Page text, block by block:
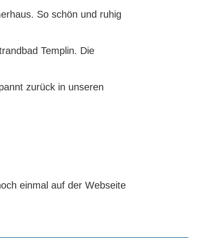
So schön und ruhig
Templin. Die
zurück in unseren
einmal auf der Webseite